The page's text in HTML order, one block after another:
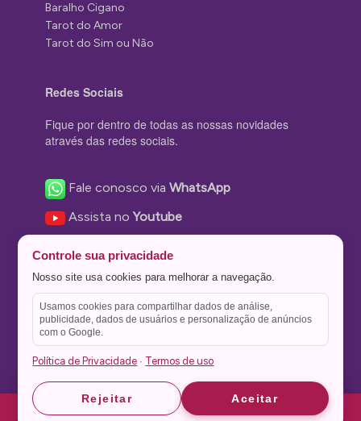
Baralho Cigano
Tarot do Amor
Tarot do Sim ou Não
Redes Sociais
Fique por dentro de todas as nossas novidades
através das redes sociais.
Fale conosco viaWhatsApp
Assista noYoutube
Nos siga no Instagram
Nos siga noTwitter
Salve no
Theme Stone Blog Powered byWordPress
Controle sua privacidade
Nosso site usa cookies para melhorar a navegação.
Usamos cookies para compartilhar dados de análise,
publicidade, dados de usuários e personalização de anúncios
com o Google.
Política de Privacidade · Termos de uso
Rejeitar Aceitar